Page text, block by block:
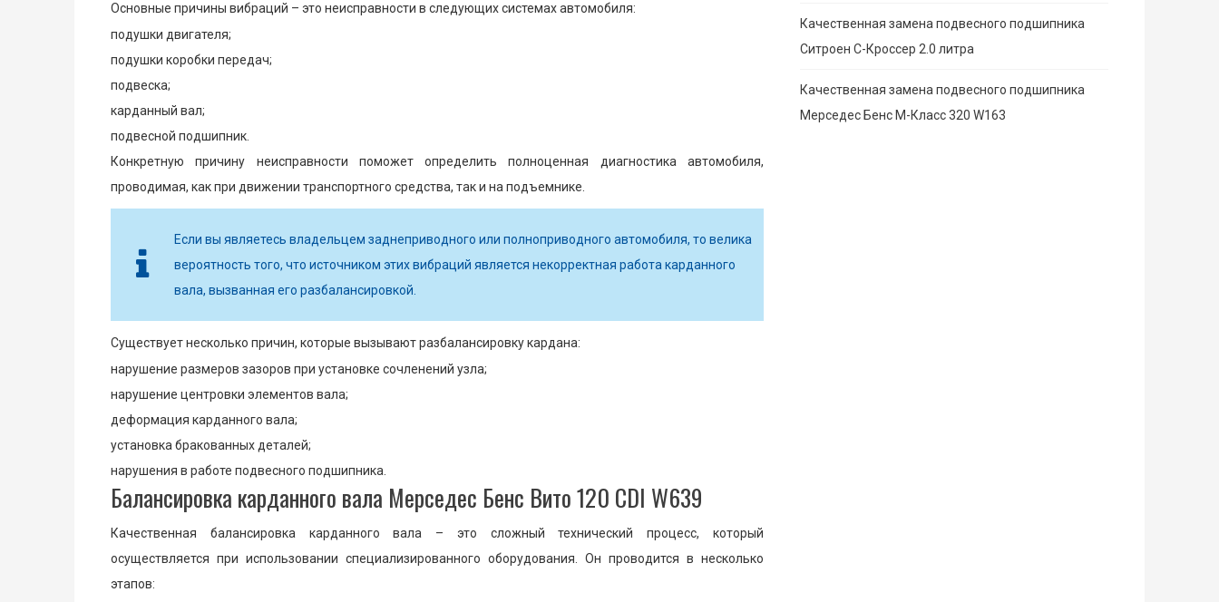
Основные причины вибраций – это неисправности в следующих системах автомобиля:
подушки двигателя;
подушки коробки передач;
подвеска;
карданный вал;
подвесной подшипник.
Конкретную причину неисправности поможет определить полноценная диагностика автомобиля,
проводимая, как при движении транспортного средства, так и на подъемнике.
Если вы являетесь владельцем заднеприводного или полноприводного автомобиля, то велика
вероятность того, что источником этих вибраций является некорректная работа карданного
вала, вызванная его разбалансировкой.
Существует несколько причин, которые вызывают разбалансировку кардана:
нарушение размеров зазоров при установке сочленений узла;
нарушение центровки элементов вала;
деформация карданного вала;
установка бракованных деталей;
нарушения в работе подвесного подшипника.
Балансировка карданного вала Мерседес Бенс Вито 120 CDI W639
Качественная балансировка карданного вала – это сложный технический процесс, который
осуществляется при использовании специализированного оборудования. Он проводится в несколько
этапов:
Качественная замена подвесного подшипника
Ситроен С-Кроссер 2.0 литра
Качественная замена подвесного подшипника
Мерседес Бенс М-Класс 320 W163